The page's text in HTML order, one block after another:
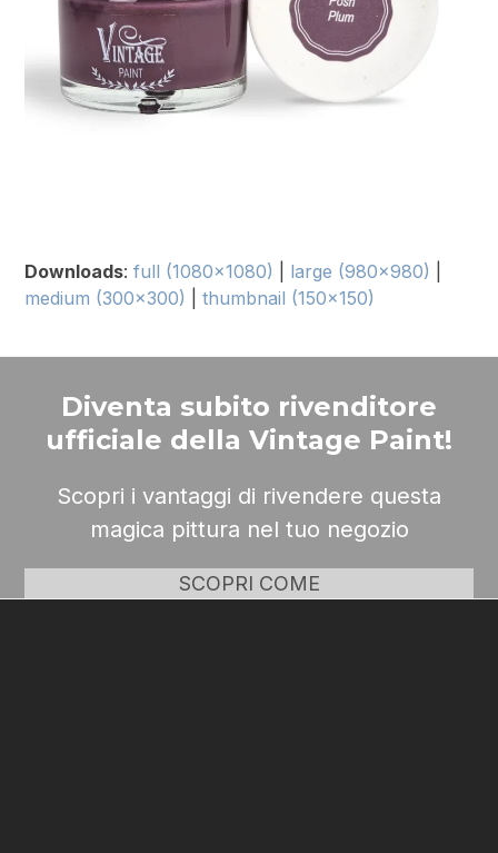
Downloads:full (1080x1080) large (980x980)
medium (300x300)
|thumbnail (150x150)
Diventa subito rivenditore
ufficiale della Vintage Paint!
Scopri i vantaggi di rivendere questa
magica pittura nel tuo negozio
SCOPRI COME